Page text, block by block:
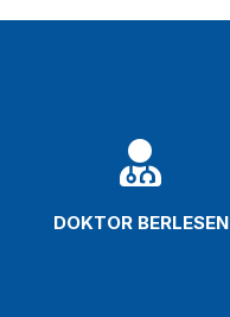

DOKTOR BERLESEN